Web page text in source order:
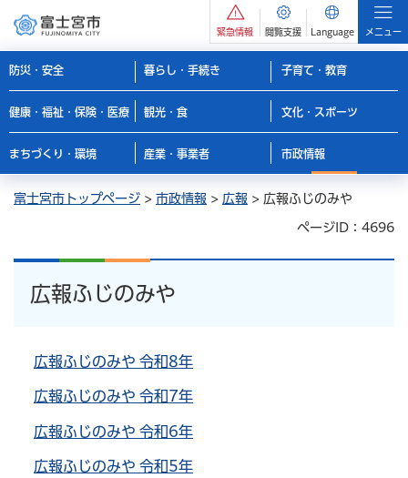
緊急情報 閲覧支援 Language メニュー
防災・安全 暮らし・手続き 子育て・教育
健康・福祉・保険・医療 観光・食 文化・スポーツ
まちづくり・環境 産業・事業者 市政情報
富士宮市トップページ > 市政情報 > 広報 > 広報ふじのみや
ページID：4696
広報ふじのみや
広報ふじのみや 令和8年
広報ふじのみや 令和7年
広報ふじのみや 令和6年
広報ふじのみや 令和5年